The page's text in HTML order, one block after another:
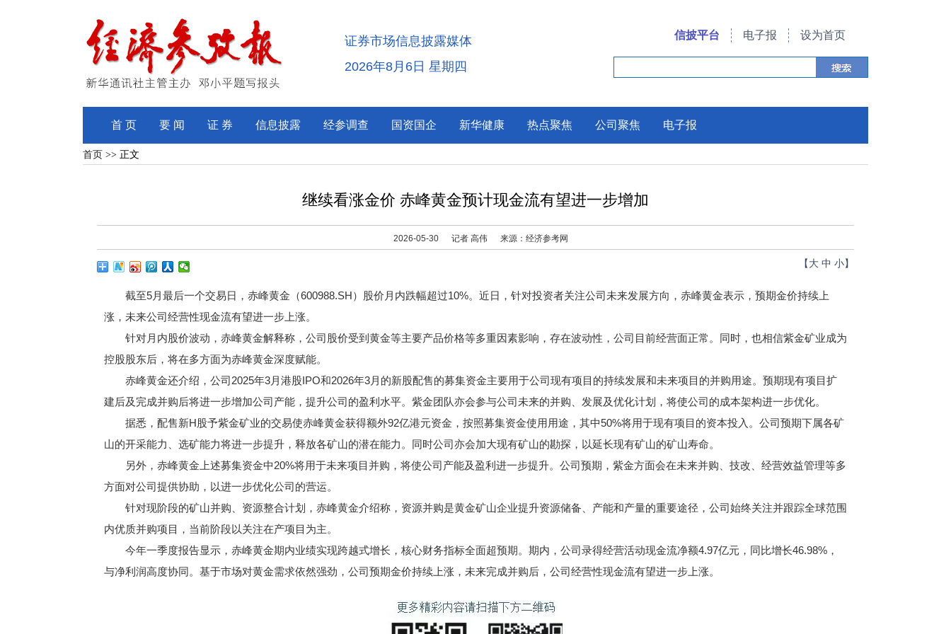
证券市场信息披露媒体
2026年8月6日 星期四
信披平台 电子报 设为首页
首 页 要 闻 证 券 信息披露 经参调查 国资国企 新华健康 热点聚焦 公司聚焦 电子报
首页 >> 正文
继续看涨金价 赤峰黄金预计现金流有望进一步增加
2026-05-30 记者 高伟 来源：经济参考网
【 大 中 小】
截至5月最后一个交易日，赤峰黄金（600988.SH）股价月内跌幅超过10%。近日，针对投资者关注公司未来发展方向，赤峰黄金表示，预期金价持续上
涨，未来公司经营性现金流有望进一步上涨。
针对月内股价波动，赤峰黄金解释称，公司股价受到黄金等主要产品价格等多重因素影响，存在波动性，公司目前经营面正常。同时，也相信紫金矿业成为
控股股东后，将在多方面为赤峰黄金深度赋能。
赤峰黄金还介绍，公司2025年3月港股IPO和2026年3月的新股配售的募集资金主要用于公司现有项目的持续发展和未来项目的并购用途。预期现有项目扩
建后及完成并购后将进一步增加公司产能，提升公司的盈利水平。紫金团队亦会参与公司未来的并购、发展及优化计划，将使公司的成本架构进一步优化。
据悉，配售新H股予紫金矿业的交易使赤峰黄金获得额外92亿港元资金，按照募集资金使用用途，其中50%将用于现有项目的资本投入。公司预期下属各矿
山的开采能力、选矿能力将进一步提升，释放各矿山的潜在能力。同时公司亦会加大现有矿山的勘探，以延长现有矿山的矿山寿命。
另外，赤峰黄金上述募集资金中20%将用于未来项目并购，将使公司产能及盈利进一步提升。公司预期，紫金方面会在未来并购、技改、经营效益管理等多
方面对公司提供协助，以进一步优化公司的营运。
针对现阶段的矿山并购、资源整合计划，赤峰黄金介绍称，资源并购是黄金矿山企业提升资源储备、产能和产量的重要途径，公司始终关注并跟踪全球范围
内优质并购项目，当前阶段以关注在产项目为主。
今年一季度报告显示，赤峰黄金期内业绩实现跨越式增长，核心财务指标全面超预期。期内，公司录得经营活动现金流净额4.97亿元，同比增长46.98%，
与净利润高度协同。基于市场对黄金需求依然强劲，公司预期金价持续上涨，未来完成并购后，公司经营性现金流有望进一步上涨。